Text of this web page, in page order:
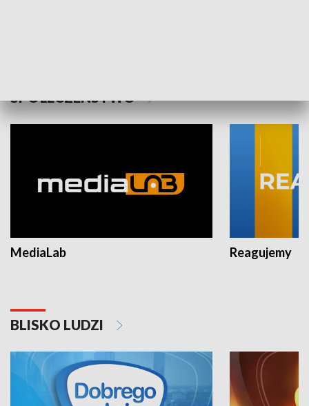
SPOŁECZEŃSTWO
MediaLab Reagujemy
BLISKO LUDZI